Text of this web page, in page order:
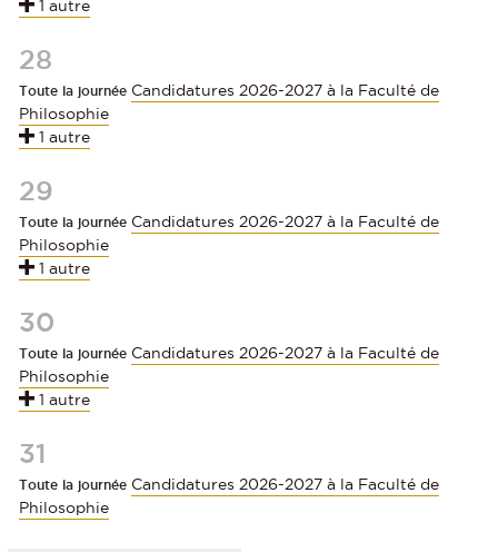
1 autre
28
Toute la journée Candidatures 2026-2027 à la Faculté de
Philosophie
1 autre
29
Toute la journée Candidatures 2026-2027 à la Faculté de
Philosophie
1 autre
30
Toute la journée Candidatures 2026-2027 à la Faculté de
Philosophie
1 autre
31
Toute la journée Candidatures 2026-2027 à la Faculté de
Philosophie